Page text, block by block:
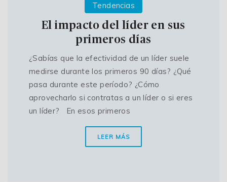
Tendencias
El impacto del líder en sus
primeros días
¿Sabías que la efectividad de un líder suele
medirse durante los primeros 90 días? ¿Qué
pasa durante este período? ¿Cómo
aprovecharlo si contratas a un líder o si eres
un líder? En esos primeros
LEER MÁS